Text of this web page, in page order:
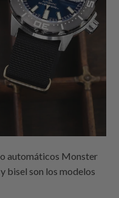
automáticos Monster
bisel son los modelos